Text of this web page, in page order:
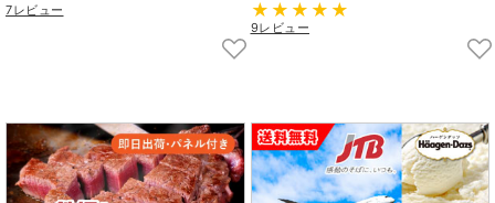
7レビュー
9レビュー